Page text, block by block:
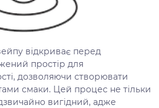
відкриває перед
простір для
дозволяючи створювати
смаки. Цей процес не тільки
вигідний, адже